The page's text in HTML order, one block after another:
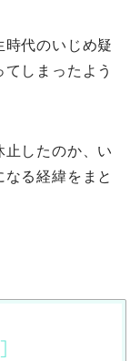
時代のいじめ疑
しまったよう
止したのか、い
る経緯をまと
]